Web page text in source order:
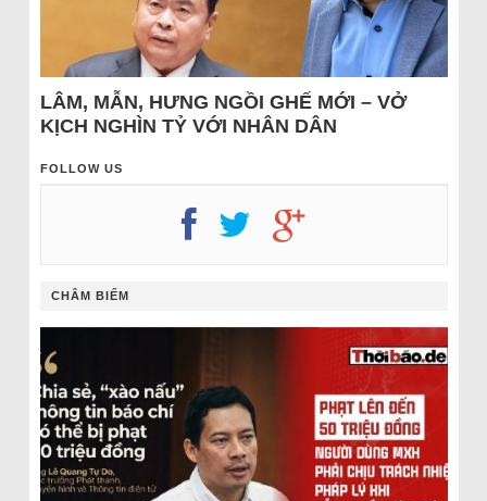
LÂM, MẪN, HƯNG NGỒI GHẾ MỚI – VỞ
KỊCH NGHÌN TỶ VỚI NHÂN DÂN
FOLLOW US
CHÂM BIẾM